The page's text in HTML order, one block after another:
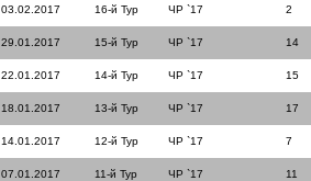
03.02.2017 16-й Тур ЧР `17 2
29.01.2017 15-й Тур ЧР `17 14
22.01.2017 14-й Тур ЧР `17 15
18.01.2017 13-й Тур ЧР `17 17
14.01.2017 12-й Тур ЧР `17 7
07.01.2017 11-й Тур ЧР `17 11